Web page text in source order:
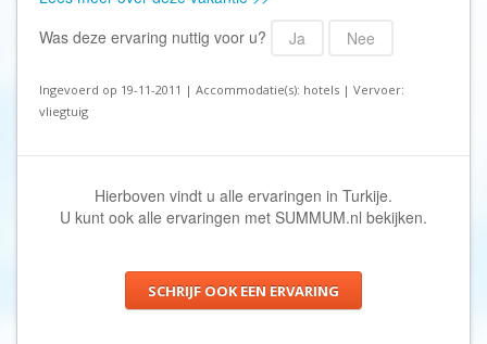
Was deze ervaring nuttig voor u?
Ja Nee
Ingevoerd op 19-11-2011 | Accommodatie(s): hotels | Vervoer:
vliegtuig
Hierboven vindt u alle ervaringen in Turkije.
U kunt ook alle ervaringen met SUMMUM.nl bekijken.
SCHRIJF OOK EEN ERVARING